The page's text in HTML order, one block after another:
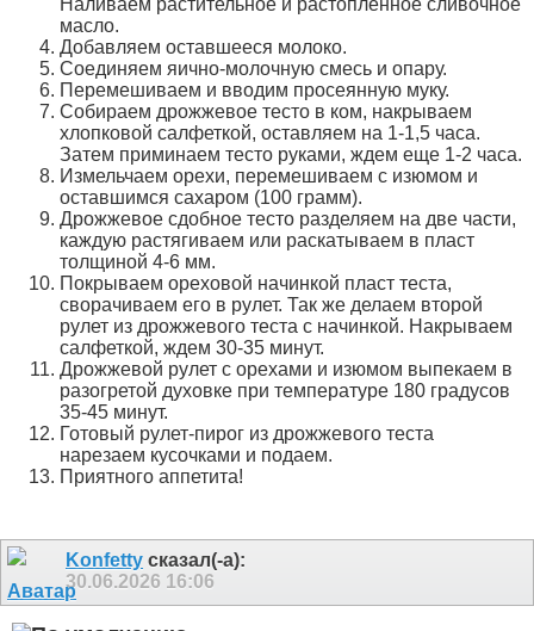
Наливаем растительное и растопленное сливочное
масло.
Добавляем оставшееся молоко.
Соединяем яично-молочную смесь и опару.
Перемешиваем и вводим просеянную муку.
Собираем дрожжевое тесто в ком, накрываем
хлопковой салфеткой, оставляем на 1-1,5 часа.
Затем приминаем тесто руками, ждем еще 1-2 часа.
Измельчаем орехи, перемешиваем с изюмом и
оставшимся сахаром (100 грамм).
Дрожжевое сдобное тесто разделяем на две части,
каждую растягиваем или раскатываем в пласт
толщиной 4-6 мм.
Покрываем ореховой начинкой пласт теста,
сворачиваем его в рулет. Так же делаем второй
рулет из дрожжевого теста с начинкой. Накрываем
салфеткой, ждем 30-35 минут.
Дрожжевой рулет с орехами и изюмом выпекаем в
разогретой духовке при температуре 180 градусов
35-45 минут.
Готовый рулет-пирог из дрожжевого теста
нарезаем кусочками и подаем.
Приятного аппетита!
Konfetty сказал(-а):
30.06.2026 16:06